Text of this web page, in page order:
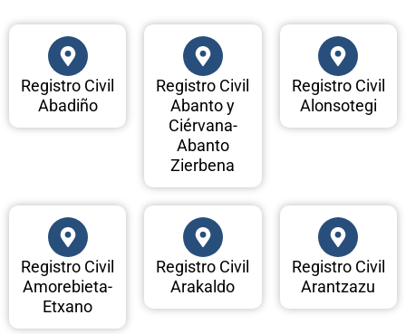
Registro Civil
Abadiño
Registro Civil
Abanto y
Ciérvana-
Abanto
Zierbena
Registro Civil
Alonsotegi
Registro Civil
Amorebieta-
Etxano
Registro Civil
Arakaldo
Registro Civil
Arantzazu